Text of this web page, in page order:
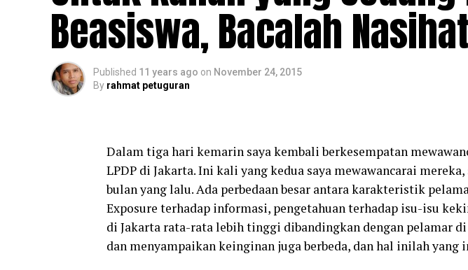
Beasiswa, Bacalah
Published 11 years ago on November 24, 2015
By rahmat petuguran
Dalam tiga hari kemarin saya kembali berkesempatan
LPDP di Jakarta. Ini kali yang kedua saya mewawancarai
bulan yang lalu. Ada perbedaan besar antara karakteristik
Exposure terhadap informasi, pengetahuan terhadap isu-isu
di Jakarta rata-rata lebih tinggi dibandingkan dengan pelamar
dan menyampaikan keinginan juga berbeda, dan hal inilah